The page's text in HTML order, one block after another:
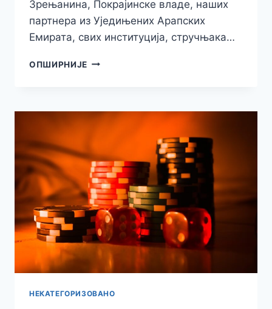
Зрењанина, Покрајинске владе, наших
партнера из Уједињених Арапских
Емирата, свих институција, стручњака…
ОПШИРНИЈЕ МАЈИ
ГРАДА
ДОПРИНОС
РЕШАВАЊУ
ПРОБЛЕМА
ВОДОСНАБДЕВАЊА
НЕКАТЕГОРИЗОВАНО